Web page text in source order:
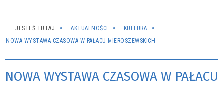
JESTEŚ TUTAJ AKTUALNOŚCI
KULTURA
NOWA WYSTAWA CZASOWA W PAŁACU MIEROSZEWSKICH
NOWA WYSTAWA CZASOWA W PAŁACU